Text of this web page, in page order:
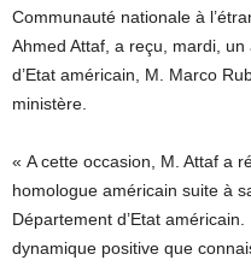
Communauté nationale à
Ahmed Attaf, a reçu, mardi,
d’Etat américain, M. Marco
ministère.
« A cette occasion, M. Attaf a
homologue américain suite à
Département d’Etat
dynamique positive que